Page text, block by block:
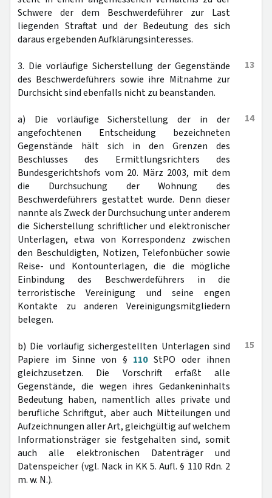
Schwere der dem Beschwerdeführer zur Last
liegenden Straftat und der Bedeutung des sich
daraus ergebenden Aufklärungsinteresses.
13
3. Die vorläufige Sicherstellung der Gegenstände
des Beschwerdeführers sowie ihre Mitnahme zur
Durchsicht sind ebenfalls nicht zu beanstanden.
14
a) Die vorläufige Sicherstellung der in der
angefochtenen Entscheidung bezeichneten
Gegenstände hält sich in den Grenzen des
Beschlusses des Ermittlungsrichters des
Bundesgerichtshofs vom 20. März 2003, mit dem
die Durchsuchung der Wohnung des
Beschwerdeführers gestattet wurde. Denn dieser
nannte als Zweck der Durchsuchung unter anderem
die Sicherstellung schriftlicher und elektronischer
Unterlagen, etwa von Korrespondenz zwischen
den Beschuldigten, Notizen, Telefonbücher sowie
Reise- und Kontounterlagen, die die mögliche
Einbindung des Beschwerdeführers in die
terroristische Vereinigung und seine engen
Kontakte zu anderen Vereinigungsmitgliedern
belegen.
15
b) Die vorläufig sichergestellten Unterlagen sind
Papiere im Sinne von § 110StPO oder ihnen
gleichzusetzen. Die Vorschrift erfaßt alle
Gegenstände, die wegen ihres Gedankeninhalts
Bedeutung haben, namentlich alles private und
berufliche Schriftgut, aber auch Mitteilungen und
Aufzeichnungen aller Art, gleichgültig auf welchem
Informationsträger sie festgehalten sind, somit
auch alle elektronischen Datenträger und
Datenspeicher (vgl. Nack in KK 5. Aufl. § 110 Rdn. 2
m. w. N.).